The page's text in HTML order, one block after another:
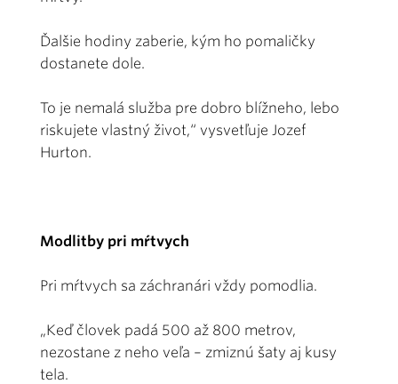
Ďalšie hodiny zaberie, kým ho pomaličky
dostanete dole.
To je nemalá služba pre dobro blížneho, lebo
riskujete vlastný život,“ vysvet­ľuje Jozef
Hurton.
Modlitby pri mŕtvych
Pri mŕtvych sa záchranári vždy pomodlia.
„Keď človek padá 500 až 800 metrov,
nezostane z neho veľa – zmiznú šaty aj kusy
tela.